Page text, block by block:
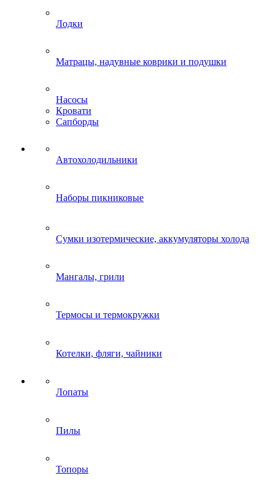
Лодки
Матрацы, надувные коврики и подушки
Насосы
Кровати
Сапборды
Автохолодильники
Наборы пикниковые
Сумки изотермические, аккумуляторы холода
Мангалы, грили
Термосы и термокружки
Котелки, фляги, чайники
Лопаты
Пилы
Топоры